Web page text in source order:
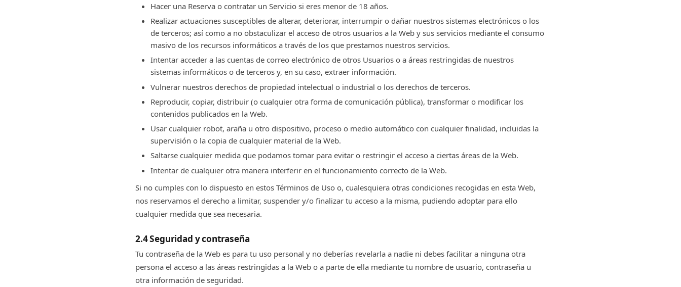
Hacer una Reserva o contratar un Servicio si eres menor de 18 años.
Realizar actuaciones susceptibles de alterar, deteriorar, interrumpir o dañar nuestros sistemas electrónicos o los
de terceros; así como a no obstaculizar el acceso de otros usuarios a la Web y sus servicios mediante el consumo
masivo de los recursos informáticos a través de los que prestamos nuestros servicios.
Intentar acceder a las cuentas de correo electrónico de otros Usuarios o a áreas restringidas de nuestros
sistemas informáticos o de terceros y, en su caso, extraer información.
Vulnerar nuestros derechos de propiedad intelectual o industrial o los derechos de terceros.
Reproducir, copiar, distribuir (o cualquier otra forma de comunicación pública), transformar o modificar los
contenidos publicados en la Web.
Usar cualquier robot, araña u otro dispositivo, proceso o medio automático con cualquier finalidad, incluidas la
supervisión o la copia de cualquier material de la Web.
Saltarse cualquier medida que podamos tomar para evitar o restringir el acceso a ciertas áreas de la Web.
Intentar de cualquier otra manera interferir en el funcionamiento correcto de la Web.
Si no cumples con lo dispuesto en estos Términos de Uso o, cualesquiera otras condiciones recogidas en esta Web,
nos reservamos el derecho a limitar, suspender y/o finalizar tu acceso a la misma, pudiendo adoptar para ello
cualquier medida que sea necesaria.
2.4 Seguridad y contraseña
Tu contraseña de la Web es para tu uso personal y no deberías revelarla a nadie ni debes facilitar a ninguna otra
persona el acceso a las áreas restringidas a la Web o a parte de ella mediante tu nombre de usuario, contraseña u
otra información de seguridad.